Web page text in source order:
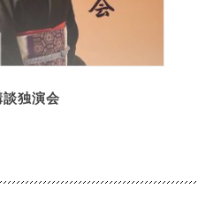
独演会